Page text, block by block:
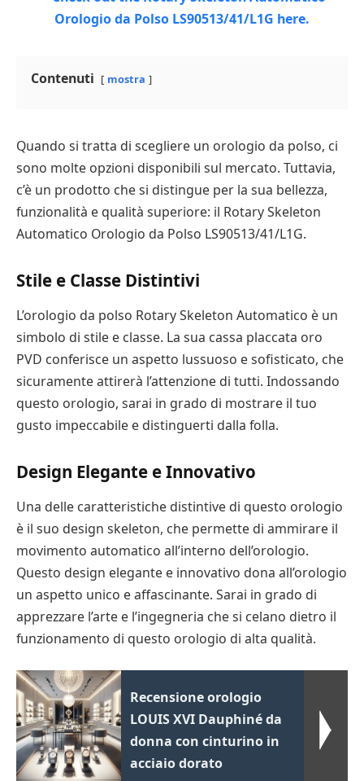
Contenuti mostra
Quando si tratta di scegliere un orologio da polso, ci
sono molte opzioni disponibili sul mercato. Tuttavia,
c’è un prodotto che si distingue per la sua bellezza,
funzionalità e qualità superiore: il Rotary Skeleton
Automatico Orologio da Polso LS90513/41/L1G.
Stile e Classe Distintivi
L’orologio da polso Rotary Skeleton Automatico è un
simbolo di stile e classe. La sua cassa placcata oro
PVD conferisce un aspetto lussuoso e sofisticato, che
sicuramente attirerà l’attenzione di tutti. Indossando
questo orologio, sarai in grado di mostrare il tuo
gusto impeccabile e distinguerti dalla folla.
Design Elegante e Innovativo
Una delle caratteristiche distintive di questo orologio
è il suo design skeleton, che permette di ammirare il
movimento automatico all’interno dell’orologio.
Questo design elegante e innovativo dona all’orologio
un aspetto unico e affascinante. Sarai in grado di
apprezzare l’arte e l’ingegneria che si celano dietro il
funzionamento di questo orologio di alta qualità.
Recensione orologio
LOUIS XVI Dauphiné da
donna con cinturino in
acciaio dorato